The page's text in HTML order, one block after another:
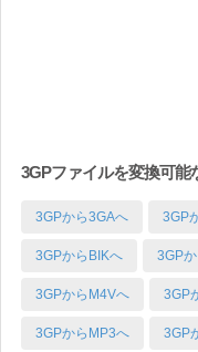
3GPファイルを変換可能
3GPから3GAへ 3GP
3GPからBIKへ 3GP
3GPからM4Vへ 3GP
3GPからMP3へ 3GP